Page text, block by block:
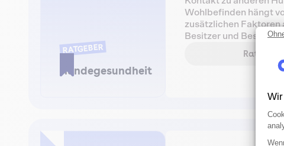
RATGEBER
Hundegesundheit
Wohlbefinden hängt
zusätzlichen Faktoren
Besitzer und
Sorge. Eine gute
die dir dein Hund gibt,
solltest du wissen, um
Ratgeber